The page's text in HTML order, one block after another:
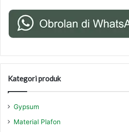
Kategori produk
Gypsum
Material Plafon